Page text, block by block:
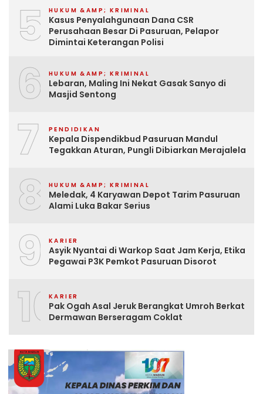
5 HUKUM &AMP; KRIMINAL
Kasus Penyalahgunaan Dana CSR
Perusahaan Besar Di Pasuruan, Pelapor
Dimintai Keterangan Polisi
6 HUKUM &AMP; KRIMINAL
Lebaran, Maling Ini Nekat Gasak Sanyo di
Masjid Sentong
7 PENDIDIKAN
Kepala Dispendikbud Pasuruan Mandul
Tegakkan Aturan, Pungli Dibiarkan Merajalela
8 HUKUM &AMP; KRIMINAL
Meledak, 4 Karyawan Depot Tarim Pasuruan
Alami Luka Bakar Serius
9 KARIER
Asyik Nyantai di Warkop Saat Jam Kerja, Etika
Pegawai P3K Pemkot Pasuruan Disorot
10KARIER
Pak Ogah Asal Jeruk Berangkat Umroh Berkat
Dermawan Berseragam Coklat